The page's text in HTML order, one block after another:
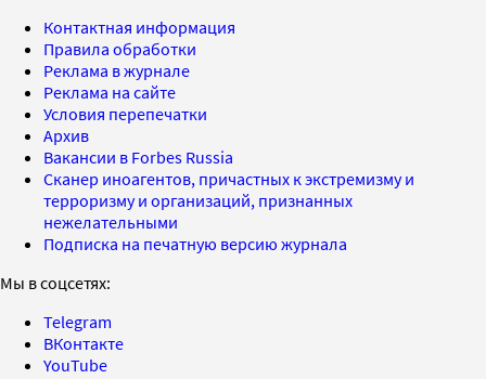
Контактная информация
Правила обработки
Реклама в журнале
Реклама на сайте
Условия перепечатки
Архив
Вакансии в Forbes Russia
Сканер иноагентов, причастных к экстремизму и
терроризму и организаций, признанных
нежелательными
Подписка на печатную версию журнала
Мы в соцсетях:
Telegram
ВКонтакте
YouTube